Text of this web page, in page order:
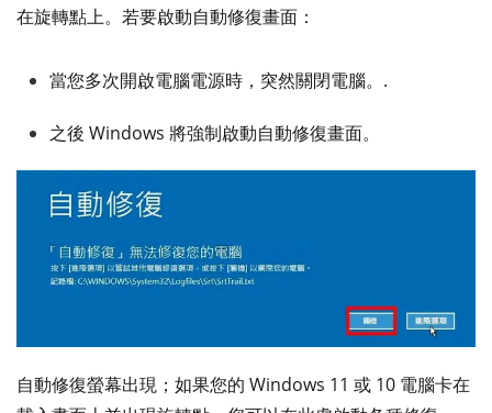
在旋轉點上。若要啟動自動修復畫面：
當您多次開啟電腦電源時，突然關閉電腦。.
之後 Windows 將強制啟動自動修復畫面。
自動修復螢幕出現；如果您的 Windows 11 或 10 電腦卡在